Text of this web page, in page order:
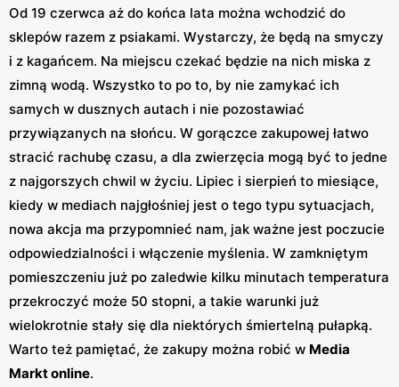
Od 19 czerwca aż do końca lata można wchodzić do
sklepów razem z psiakami. Wystarczy, że będą na smyczy
i z kagańcem. Na miejscu czekać będzie na nich miska z
zimną wodą. Wszystko to po to, by nie zamykać ich
samych w dusznych autach i nie pozostawiać
przywiązanych na słońcu. W gorączce zakupowej łatwo
stracić rachubę czasu, a dla zwierzęcia mogą być to jedne
z najgorszych chwil w życiu. Lipiec i sierpień to miesiące,
kiedy w mediach najgłośniej jest o tego typu sytuacjach,
nowa akcja ma przypomnieć nam, jak ważne jest poczucie
odpowiedzialności i włączenie myślenia. W zamkniętym
pomieszczeniu już po zaledwie kilku minutach temperatura
przekroczyć może 50 stopni, a takie warunki już
wielokrotnie stały się dla niektórych śmiertelną pułapką.
Warto też pamiętać, że zakupy można robić w Media
Markt online.